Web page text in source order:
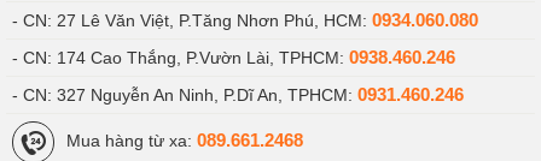
- CN: 27 Lê Văn Việt, P.Tăng Nhơn Phú, HCM: 0934.060.080
- CN: 174 Cao Thắng, P.Vườn Lài, TPHCM: 0938.460.246
- CN: 327 Nguyễn An Ninh, P.Dĩ An, TPHCM: 0931.460.246
Mua hàng từ xa: 089.661.2468